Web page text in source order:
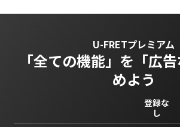
U-FRETプレミアム
「全ての機能」を 「広
めよう
登録な
し